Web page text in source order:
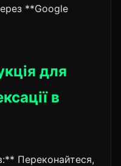
**Google
для
в
Переконайтеся,